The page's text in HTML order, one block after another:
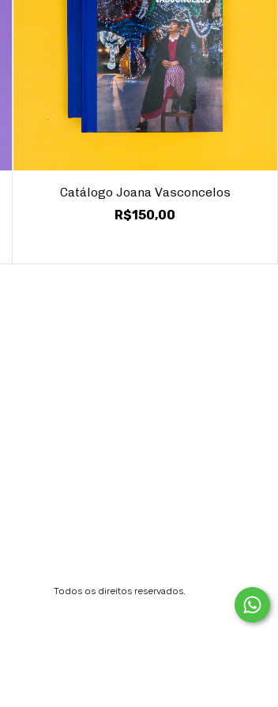
Catálogo Joana Vasconcelos
R$150,00
Todos os direitos reservados.